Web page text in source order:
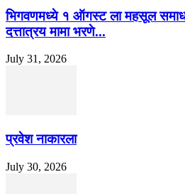
भिगवणमध्ये १ ऑगस्ट ला महसूल
दत्तात्रय मामा भरणे...
July 31, 2026
प्रवेश नाकारला
July 30, 2026